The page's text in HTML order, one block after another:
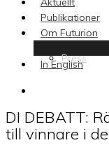
Publikationer
Om Futurion
Press
In English
DI DEBATT:
till vinnare i